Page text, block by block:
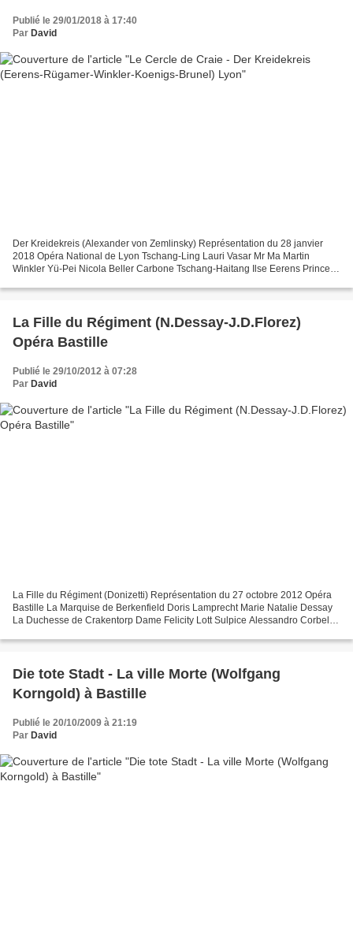
Publié le 29/01/2018 à 17:40
Par David
Der Kreidekreis (Alexander von Zemlinsky) Représentation du 28 janvier
2018 Opéra National de Lyon Tschang-Ling Lauri Vasar Mr Ma Martin
Winkler Yü-Pei Nicola Beller Carbone Tschang-Haitang Ilse Eerens Prince
La Fille du Régiment (N.Dessay-J.D.Florez)
Opéra Bastille
Publié le 29/10/2012 à 07:28
Par David
La Fille du Régiment (Donizetti) Représentation du 27 octobre 2012 Opéra
Bastille La Marquise de Berkenfield Doris Lamprecht Marie Natalie Dessay
La Duchesse de Crakentorp Dame Felicity Lott Sulpice Alessandro Corbelli
Die tote Stadt - La ville Morte (Wolfgang
Korngold) à Bastille
Publié le 20/10/2009 à 21:19
Par David